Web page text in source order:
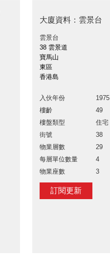
大廈資料：雲景台
雲景台
38 雲景道
寶馬山
東區
香港島
入伙年份
1975
樓齡
49
樓盤類型
住宅
街號
38
物業層數
29
每層單位數量
4
物業座數
3
訂閱更新